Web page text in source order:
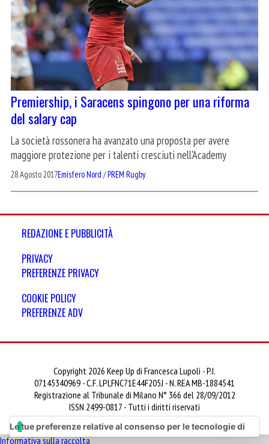
Premiership, i Saracens spingono per una riforma
del salary cap
La società rossonera ha avanzato una proposta per avere
maggiore protezione per i talenti cresciuti nell'Academy
28 Agosto 2017Emisfero Nord /PREM Rugby
REDAZIONE E PUBBLICITÀ
PRIVACY
PREFERENZE PRIVACY
COOKIE POLICY
PREFERENZE ADV
Copyright 2026 Keep Up di Francesca Lupoli - P.I.
07145340969 - C.F. LPLFNC71E44F205J - N. REA MB-1884541
Registrazione al Tribunale di Milano N° 366 del 28/09/2012
ISSN 2499-0817 - Tutti i diritti riservati
Informativa sulla raccolta
Le tue preferenze relative al consenso per le tecnologie di